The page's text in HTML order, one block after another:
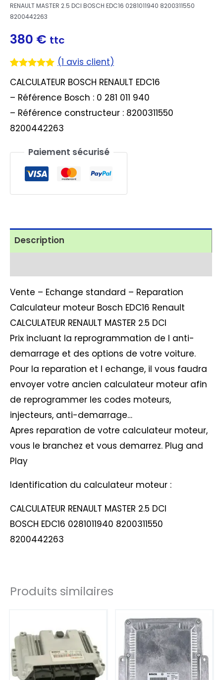
RENAULT MASTER 2.5 DCI BOSCH EDC16 0281011940 8200311550
8200442263
380 € ttc
sur 5
notation
client
(1 avis client)
CALCULATEUR BOSCH RENAULT EDC16
– Référence Bosch : 0 281 011 940
– Référence constructeur : 8200311550
8200442263
Paiement sécurisé
Description
Vente – Echange standard – Reparation
Calculateur moteur Bosch EDC16 Renault
CALCULATEUR RENAULT MASTER 2.5 DCI
Prix incluant la reprogrammation de l anti-
demarrage et des options de votre voiture.
Pour la reparation et l echange, il vous faudra
envoyer votre ancien calculateur moteur afin
de reprogrammer les codes moteurs,
injecteurs, anti-demarrage…
Apres reparation de votre calculateur moteur,
vous le branchez et vous demarrez. Plug and
Play
Identification du calculateur moteur :
CALCULATEUR RENAULT MASTER 2.5 DCI
BOSCH EDC16 0281011940 8200311550
8200442263
Produits similaires